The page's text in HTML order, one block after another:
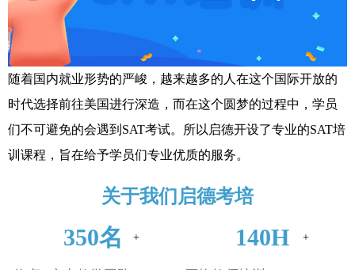
随着国内就业形势的严峻，越来越多的人在这个国际开放的
时代选择前往美国进行深造，而在这个圆梦的过程中，学员
们不可避免的会遇到SAT考试。所以启德开设了专业的SAT培
训课程，旨在给予学员们专业优质的服务。
关于我们启德考培
350名 140H